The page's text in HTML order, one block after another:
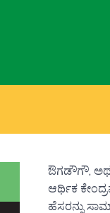
ಔಗಡೌಗೌ,
ಆರ್ಥಿಕ
ಹೆಸರನ್ನು